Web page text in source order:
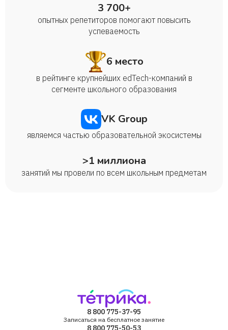
3 700+
опытных репетиторов помогают повысить
успеваемость
6 место
в рейтинге крупнейших edTech-компаний в
сегменте школьного образования
VK Group
являемся частью образовательной экосистемы
>1 миллиона
занятий мы провели по всем школьным предметам
8 800 775-37-95
Записаться на бесплатное занятие
8 800 775-50-53